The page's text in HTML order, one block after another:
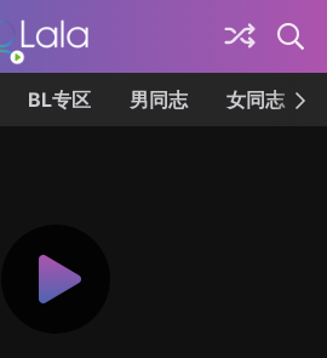
BL专区 男同志 女同志